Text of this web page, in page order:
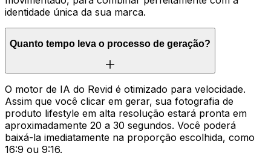
identidade única da sua marca.
Quanto tempo leva o processo de geração?
O motor de IA do Revid é otimizado para velocidade.
Assim que você clicar em gerar, sua fotografia de
produto lifestyle em alta resolução estará pronta em
aproximadamente 20 a 30 segundos. Você poderá
baixá-la imediatamente na proporção escolhida, como
16:9 ou 9:16.